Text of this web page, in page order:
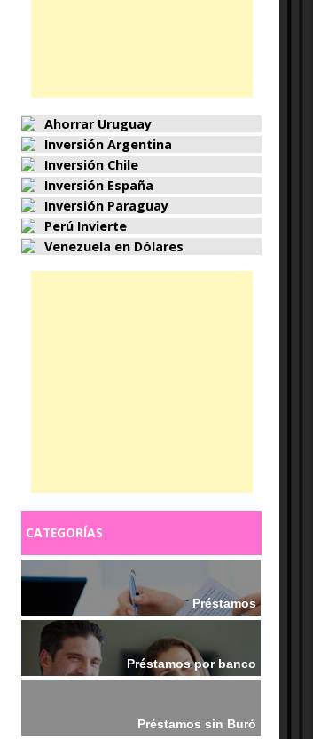
Ahorrar Uruguay
Inversión Argentina
Inversión Chile
Inversión España
Inversión Paraguay
Perú Invierte
Venezuela en Dólares
CATEGORÍAS
Préstamos
Préstamos por banco
Préstamos sin Buró